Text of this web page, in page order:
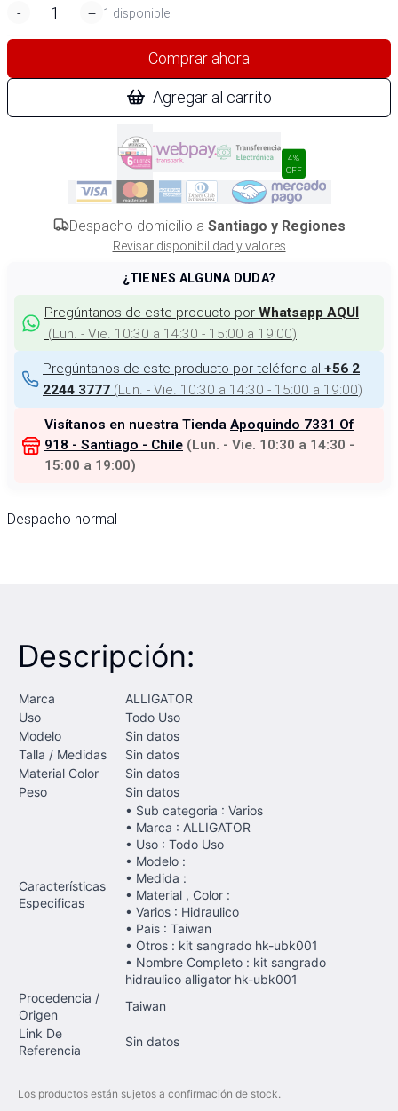
-
+ 1 disponible
Comprar ahora
Agregar al carrito
4%
OFF
Despacho domicilio a Santiago y Regiones
Revisar disponibilidad y valores
¿TIENES ALGUNA DUDA?
Pregúntanos de este producto por Whatsapp AQUÍ
(Lun. - Vie. 10:30 a 14:30 - 15:00 a 19:00)
Pregúntanos de este producto por teléfono al +56 2
2244 3777 (Lun. - Vie. 10:30 a 14:30 - 15:00 a 19:00)
Visítanos en nuestra Tienda Apoquindo 7331 Of
918 - Santiago - Chile (Lun. - Vie. 10:30 a 14:30 -
15:00 a 19:00)
Despacho normal
Descripción:
Marca
ALLIGATOR
Uso
Todo Uso
Modelo
Sin datos
Talla / Medidas
Sin datos
Material Color
Sin datos
Peso
Sin datos
Características
Especificas
• Sub categoria : Varios
• Marca : ALLIGATOR
• Uso : Todo Uso
• Modelo :
• Medida :
• Material , Color :
• Varios : Hidraulico
• Pais : Taiwan
• Otros : kit sangrado hk-ubk001
• Nombre Completo : kit sangrado
hidraulico alligator hk-ubk001
Procedencia /
Origen
Taiwan
Link De
Referencia
Sin datos
Los productos están sujetos a confirmación de stock.